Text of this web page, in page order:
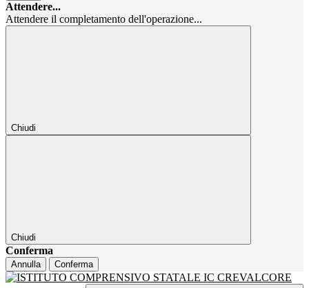
Attendere...
Attendere il completamento dell'operazione...
Chiudi
Chiudi
Conferma
Annulla Conferma